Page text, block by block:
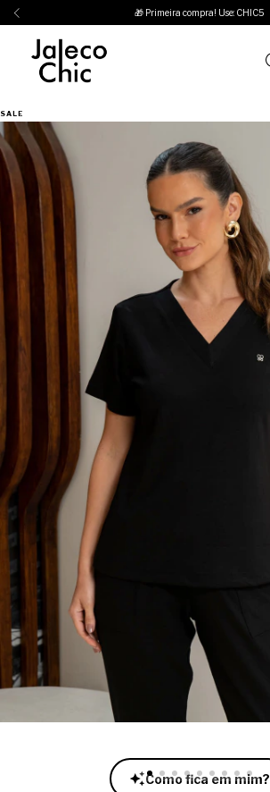
🎁 Primeira compra! Use: CHIC5
Como fica em mim?